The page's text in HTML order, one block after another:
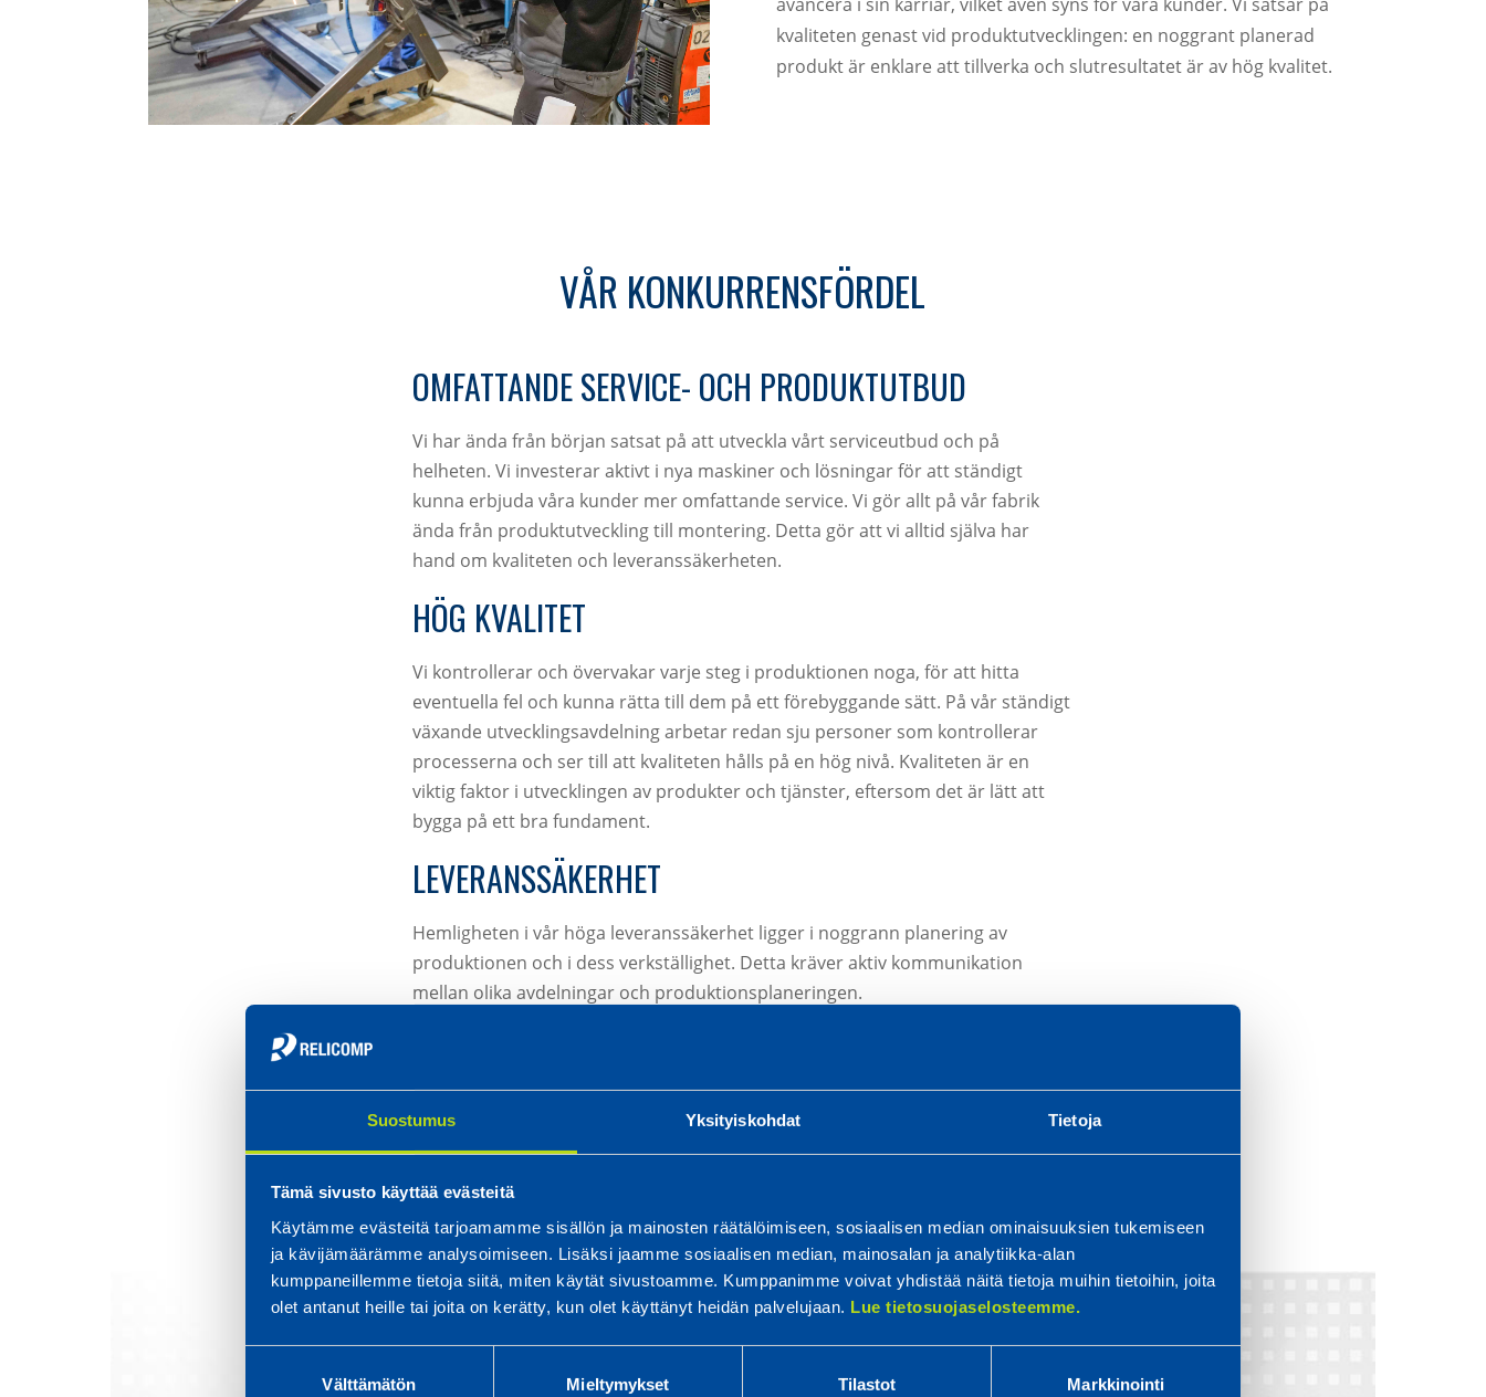
Suostumus Yksityiskohdat Tietoja
Tämä sivusto käyttää evästeitä
Käytämme evästeitä tarjoamamme sisällön ja mainosten räätälöimiseen, sosiaalisen median ominaisuuksien tukemiseen
ja kävijämäärämme analysoimiseen. Lisäksi jaamme sosiaalisen median, mainosalan ja analytiikka-alan
kumppaneillemme tietoja siitä, miten käytät sivustoamme. Kumppanimme voivat yhdistää näitä tietoja muihin tietoihin, joita
olet antanut heille tai joita on kerätty, kun olet käyttänyt heidän palvelujaan. Lue tietosuojaselosteemme.
Välttämätön Mieltymykset Tilastot Markkinointi
kvaliteten genast vid produktutvecklingen: en noggrant planerad
produkt är enklare att tillverka och slutresultatet är av hög kvalitet.
VÅR KONKURRENSFÖRDEL
OMFATTANDE SERVICE- OCH PRODUKTUTBUD
Vi har ända från början satsat på att utveckla vårt serviceutbud och på
helheten. Vi investerar aktivt i nya maskiner och lösningar för att ständigt
kunna erbjuda våra kunder mer omfattande service. Vi gör allt på vår fabrik
ända från produktutveckling till montering. Detta gör att vi alltid själva har
hand om kvaliteten och leveranssäkerheten.
HÖG KVALITET
Vi kontrollerar och övervakar varje steg i produktionen noga, för att hitta
eventuella fel och kunna rätta till dem på ett förebyggande sätt. På vår ständigt
växande utvecklingsavdelning arbetar redan sju personer som kontrollerar
processerna och ser till att kvaliteten hålls på en hög nivå. Kvaliteten är en
viktig faktor i utvecklingen av produkter och tjänster, eftersom det är lätt att
bygga på ett bra fundament.
LEVERANSSÄKERHET
Hemligheten i vår höga leveranssäkerhet ligger i noggrann planering av
produktionen och i dess verkställighet. Detta kräver aktiv kommunikation
mellan olika avdelningar och produktionsplaneringen.